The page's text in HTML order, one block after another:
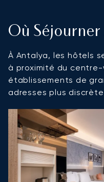
Où Séjourner
À Antalya, les hôtels
à proximité du centre-
établissements de
adresses plus